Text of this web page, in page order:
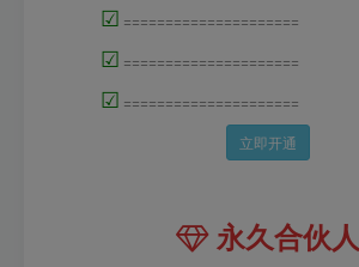
☑ =====================
☑ =====================
☑ =====================
立即开通
永久合伙人